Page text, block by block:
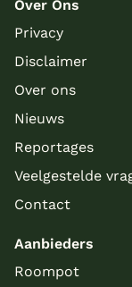
Over Ons
Privacy
Disclaimer
Over ons
Nieuws
Reportages
Veelgestelde
Contact
Aanbieders
Roompot